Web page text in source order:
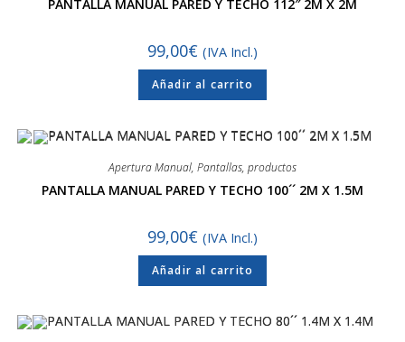
PANTALLA MANUAL PARED Y TECHO 112″ 2M X 2M
99,00€ (IVA Incl.)
Añadir al carrito
Apertura Manual, Pantallas, productos
PANTALLA MANUAL PARED Y TECHO 100´´ 2M X 1.5M
99,00€ (IVA Incl.)
Añadir al carrito